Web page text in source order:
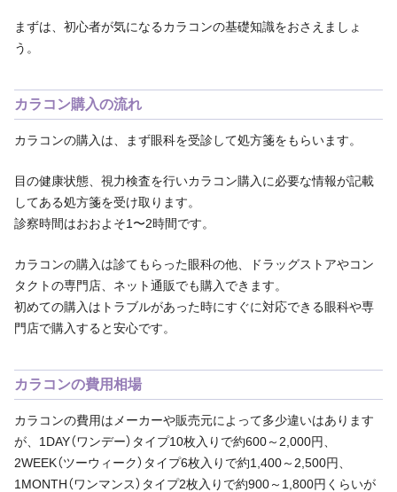
まずは、初心者が気になるカラコンの基礎知識をおさえましょ
う。
カラコン購入の流れ
カラコンの購入は、まず眼科を受診して処方箋をもらいます。
目の健康状態、視力検査を行いカラコン購入に必要な情報が記載
してある処方箋を受け取ります。
診察時間はおおよそ1〜2時間です。
カラコンの購入は診てもらった眼科の他、ドラッグストアやコン
タクトの専門店、ネット通販でも購入できます。
初めての購入はトラブルがあった時にすぐに対応できる眼科や専
門店で購入すると安心です。
カラコンの費用相場
カラコンの費用はメーカーや販売元によって多少違いはあります
が、1DAY（ワンデー）タイプ10枚入りで約600～2,000円、
2WEEK（ツーウィーク）タイプ6枚入りで約1,400～2,500円、
1MONTH（ワンマンス）タイプ2枚入りで約900～1,800円くらいが